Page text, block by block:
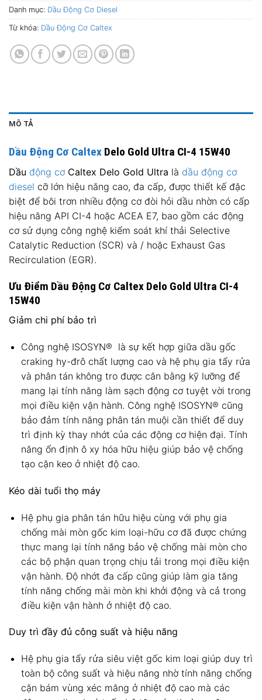
Danh mục: Dầu Động Cơ Diesel
Từ khóa: Dầu Động Cơ Caltex
MÔ TẢ
Dầu Động Cơ Caltex Delo Gold Ultra CI-4 15W40
Dầu động cơ Caltex Delo Gold Ultra là dầu động cơ
diesel cỡ lớn hiệu năng cao, đa cấp, được thiết kế đặc
biệt để bôi trơn nhiều động cơ đòi hỏi dầu nhờn có cấp
hiệu năng API CI-4 hoặc ACEA E7, bao gồm các động
cơ sử dụng công nghệ kiểm soát khí thải Selective
Catalytic Reduction (SCR) và / hoặc Exhaust Gas
Recirculation (EGR).
Ưu Điểm Dầu Động Cơ Caltex Delo Gold Ultra CI-4
15W40
Giảm chi phí bảo trì
Công nghệ ISOSYN® là sự kết hợp giữa dầu gốc
craking hy-đrô chất lượng cao và hệ phụ gia tẩy rửa
và phân tán không tro được cân bằng kỹ lưỡng để
mang lại tính năng làm sạch động cơ tuyệt vời trong
mọi điều kiện vận hành. Công nghệ ISOSYN® cũng
bảo đảm tính năng phân tán muội cần thiết để duy
trì định kỳ thay nhớt của các động cơ hiện đại. Tính
năng ổn định ô xy hóa hữu hiệu giúp bảo vệ chống
tạo cặn keo ở nhiệt độ cao.
Kéo dài tuổi thọ máy
Hệ phụ gia phân tán hữu hiệu cùng với phụ gia
chống mài mòn gốc kim loại-hữu cơ đã được chứng
thực mang lại tính năng bảo vệ chống mài mòn cho
các bộ phận quan trọng chịu tải trong mọi điều kiện
vận hành. Độ nhớt đa cấp cũng giúp làm gia tăng
tính năng chống mài mòn khi khởi động và cả trong
điều kiện vận hành ở nhiệt độ cao.
Duy trì đầy đủ công suất và hiệu năng
Hệ phụ gia tẩy rửa siêu việt gốc kim loại giúp duy trì
toàn bộ công suất và hiệu năng nhờ tính năng chống
cặn bám vùng xéc măng ở nhiệt độ cao mà các